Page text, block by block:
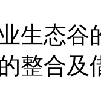
态谷
整合及